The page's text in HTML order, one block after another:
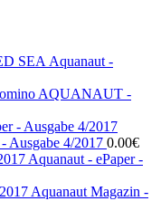
Aquanaut -
AQUANAUT -
Ausgabe 4/2017 0.00€
Aquanaut - ePaper -
Aquanaut Magazin -